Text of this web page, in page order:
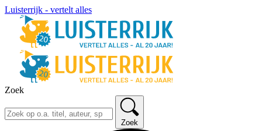
Luisterrijk - vertelt alles
Zoek
Zoek